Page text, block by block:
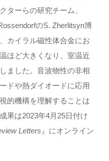
ターらの研究チーム、
のS. Zherlitsyn博
カイラル磁性体合金にお
ほど大きくなり、室温近
ました。音波物性の非相
ドや熱ダイオードに応用
的機構を理解することは
果は2023年4月25日付け
Letters 』にオンライン